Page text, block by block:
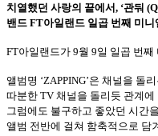
치열했던 사랑의 끝에서 , ‘관둬
밴드 FT아일랜드 일곱 번째 미니
FT아일랜드가 9월 9일 일곱 번째
앨범명 ‘ZAPPING’은 채널을 돌
따분한 TV 채널을 돌리듯 관계
그럼에도 불구하고 좋았던 시간
앨범 전반에 걸쳐 함축적으로 담